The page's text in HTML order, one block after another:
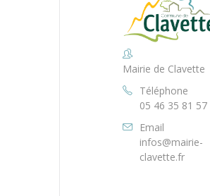
Mairie de Clavette
Téléphone
05 46 35 81 57
Email
infos@mairie-
clavette.fr